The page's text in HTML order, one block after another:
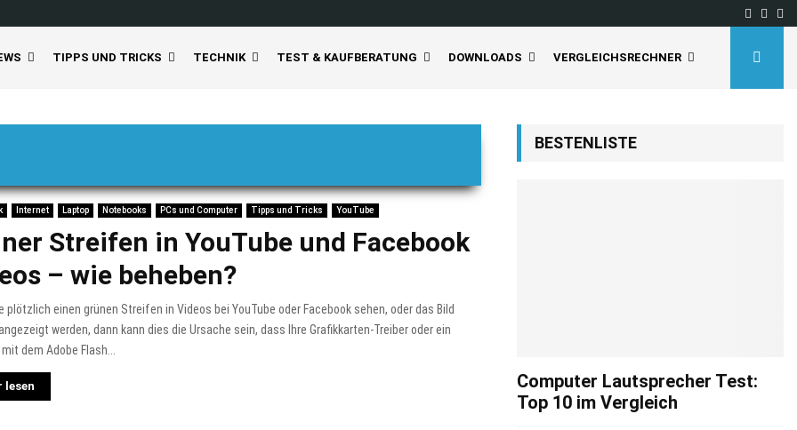
TIPPS UND TRICKS TECHNIK TEST & KAUFBERATUNG DOWNLOADS VERGLEICHSRECHNER
Internet Laptop Notebooks PCs und Computer Tipps und Tricks YouTube
Streifen in YouTube und Facebook
– wie beheben?
plötzlich einen grünen Streifen in Videos bei YouTube oder Facebook sehen, oder das Bild
werden, dann kann dies die Ursache sein, dass Ihre Grafikkarten-Treiber oder ein
dem Adobe Flash...
lesen
BESTENLISTE
Computer Lautsprecher Test:
Top 10 im Vergleich